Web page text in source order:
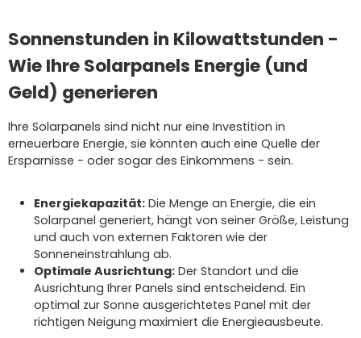
Sonnenstunden in Kilowattstunden -
Wie Ihre Solarpanels Energie (und
Geld) generieren
Ihre Solarpanels sind nicht nur eine Investition in
erneuerbare Energie, sie könnten auch eine Quelle der
Ersparnisse - oder sogar des Einkommens - sein.
Energiekapazität: Die Menge an Energie, die ein
Solarpanel generiert, hängt von seiner Größe, Leistung
und auch von externen Faktoren wie der
Sonneneinstrahlung ab.
Optimale Ausrichtung: Der Standort und die
Ausrichtung Ihrer Panels sind entscheidend. Ein
optimal zur Sonne ausgerichtetes Panel mit der
richtigen Neigung maximiert die Energieausbeute.